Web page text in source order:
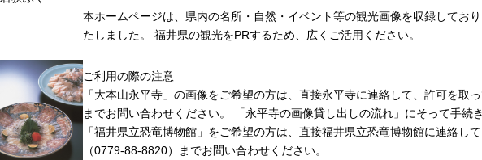
本ホームページは、県内の名所・自然・イベント等の観光画像を収録してお
たしました。 福井県の観光をPRするため、広くご活用ください。
ご利用の際の注意
「大本山永平寺」の画像をご希望の方は、直接永平寺に連絡して、許可を
までお問い合わせください。 「永平寺の画像貸し出しの流れ」にそって手続
「福井県立恐竜博物館」をご希望の方は、直接福井県立恐竜博物館に連絡
（0779-88-8820）までお問い合わせください。